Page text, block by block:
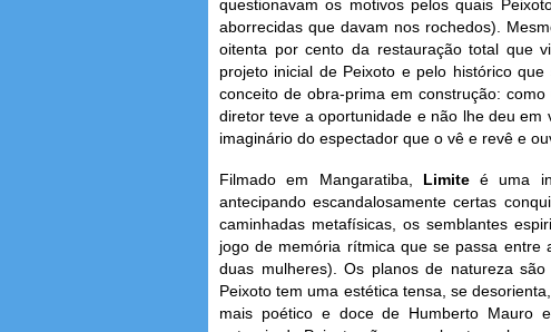
questionavam os motivos pelos quais
aborrecidas que davam nos rochedos).
oitenta por cento da restauração total que
projeto inicial de Peixoto e pelo histórico
conceito de obra-prima em construção:
diretor teve a oportunidade e não lhe deu em
imaginário do espectador que o vê e revê e
Filmado em Mangaratiba, Limite é uma
antecipando escandalosamente certas
caminhadas metafísicas, os semblantes
jogo de memória rítmica que se passa
duas mulheres). Os planos de natureza são
Peixoto tem uma estética tensa, se
mais poético e doce de Humberto Mauro